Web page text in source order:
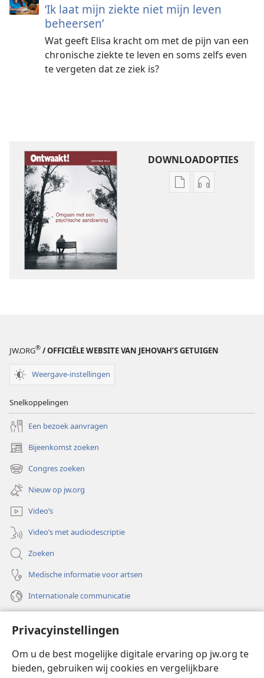
Privacyinstellingen
Om u de best mogelijke digitale ervaring op jw.org te
bieden, gebruiken wij cookies en vergelijkbare
‘Ik laat mijn ziekte niet mijn leven
beheersen’
Wat geeft Elisa kracht om met de pijn van een
chronische ziekte te leven en soms zelfs even
te vergeten dat ze ziek is?
DOWNLOADOPTIES
Downloadopties
JW.ORG® / OFFICIËLE WEBSITE VAN JEHOVAH’S GETUIGEN
Weergave-instellingen
Snelkoppelingen
Een bezoek aanvragen
Bijeenkomst zoeken
(opent
nieuw
venster)
Congres zoeken
(opent
nieuw
venster)
Nieuw op jw.org
Video’s
Video’s met audiodescriptie
Zoeken
Medische informatie voor artsen
Internationale communicatie
(opent
nieuw
venster)